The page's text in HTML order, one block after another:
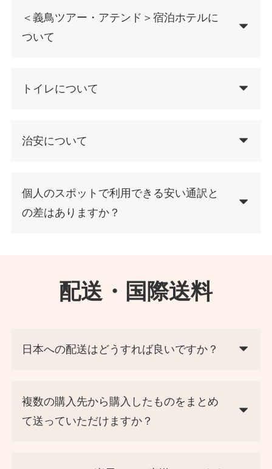
＜義鳥ツアー・アテンド＞宿泊ホテルに
ついて
トイレについて
治安について
個人のスポットで利用できる安い通訳と
の差はありますか？
配送・国際送料
日本への配送はどうすれば良いですか？
複数の購入先から購入したものをまとめ
て送っていただけますか？